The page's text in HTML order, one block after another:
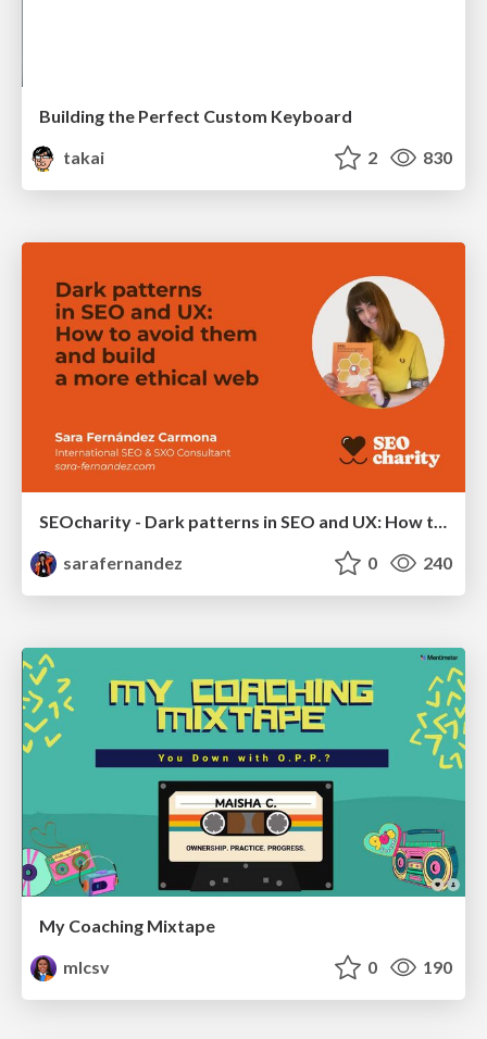
Building the Perfect Custom Keyboard
takai
2 830
SEOcharity - Dark patterns in SEO and UX: How to avoid them and build a more ethical web
sarafernandez
0 240
My Coaching Mixtape
mlcsv
0 190